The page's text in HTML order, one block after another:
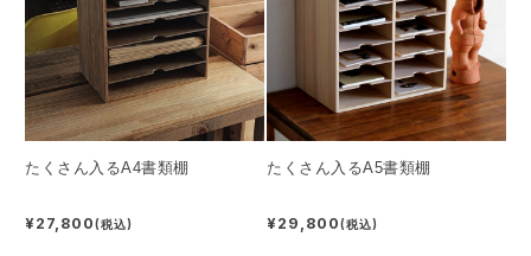
たくさん入るA4書類棚
¥27,800(税込)
たくさん入るA5書類棚
¥29,800(税込)